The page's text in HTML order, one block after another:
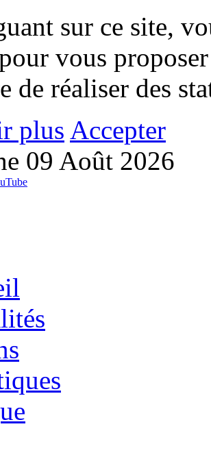
sur ce site,
vous
de réaliser des
plus Accepter
09 Août 2026